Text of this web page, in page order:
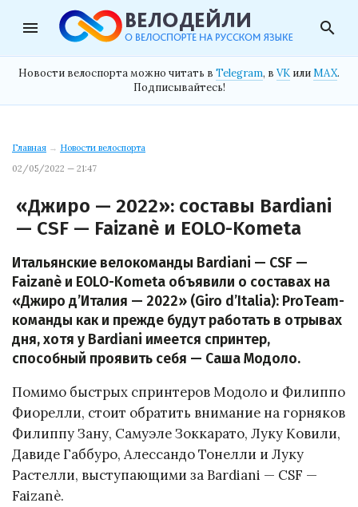
menu search
Новости велоспорта можно читать в Telegram, в VK илиMAX.
Подписывайтесь!
Главная → Новости велоспорта
02/05/2022 — 21:47
«Джиро — 2022»: составы Bardiani
— CSF — Faizanè и EOLO-Kometa
Итальянские велокоманды Bardiani — CSF —
Faizanè и EOLO-Kometa объявили о составах на
«Джиро д’Италия — 2022» (Giro d’Italia): ProTeam-
команды как и прежде будут работать в отрывах
дня, хотя у Bardiani имеется спринтер,
способный проявить себя — Саша Модоло.
Помимо быстрых спринтеров Модоло и Филиппо
Фиорелли, стоит обратить внимание на горняков
Филиппу Зану, Самуэле Зоккарато, Луку Ковили,
Давиде Габбуро, Алессандо Тонелли и Луку
Растелли, выступающими за Bardiani — CSF —
Faizanè.